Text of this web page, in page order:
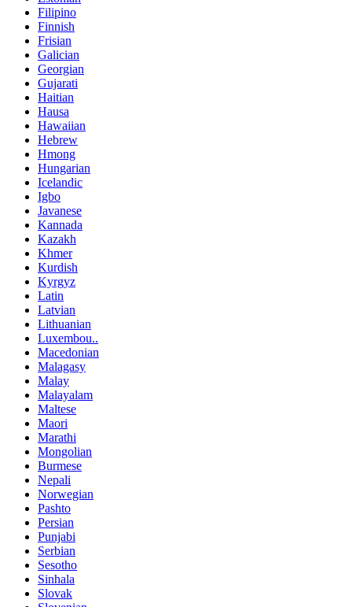
Filipino
Finnish
Frisian
Galician
Georgian
Gujarati
Haitian
Hausa
Hawaiian
Hebrew
Hmong
Hungarian
Icelandic
Igbo
Javanese
Kannada
Kazakh
Khmer
Kurdish
Kyrgyz
Latin
Latvian
Lithuanian
Luxembou..
Macedonian
Malagasy
Malay
Malayalam
Maltese
Maori
Marathi
Mongolian
Burmese
Nepali
Norwegian
Pashto
Persian
Punjabi
Serbian
Sesotho
Sinhala
Slovak